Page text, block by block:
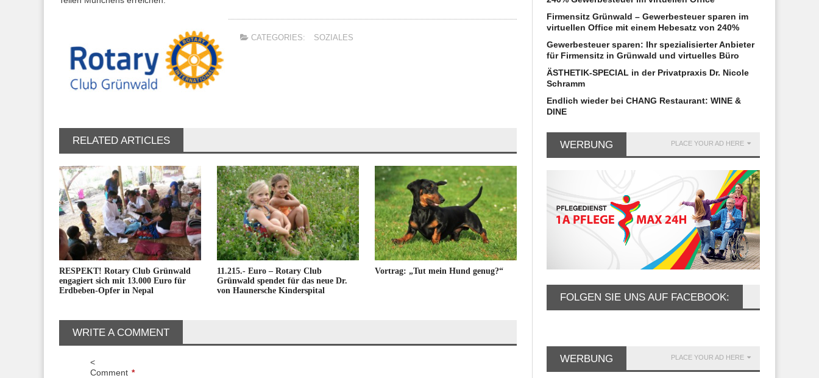
CATEGORIES: SOZIALES
RELATED ARTICLES
RESPEKT! Rotary Club Grünwald
engagiert sich mit 13.000 Euro für
Erdbeben-Opfer in Nepal
11.215.- Euro – Rotary Club
Grünwald spendet für das neue Dr.
von Haunersche Kinderspital
Vortrag: „Tut mein Hund genug?“
EINLADUNG: 4. Grünwalder
Rotary startet Projekt an der
WRITE A COMMENT
<
Comment *
Firmensitz Grünwald – Gewerbesteuer sparen im
virtuellen Office mit einem Hebesatz von 240%
Gewerbesteuer sparen: Ihr spezialisierter Anbieter
für Firmensitz in Grünwald und virtuelles Büro
ÄSTHETIK-SPECIAL in der Privatpraxis Dr. Nicole
Schramm
Endlich wieder bei CHANG Restaurant: WINE &
DINE
WERBUNG PLACE YOUR AD HERE
FOLGEN SIE UNS AUF FACEBOOK:
WERBUNG PLACE YOUR AD HERE